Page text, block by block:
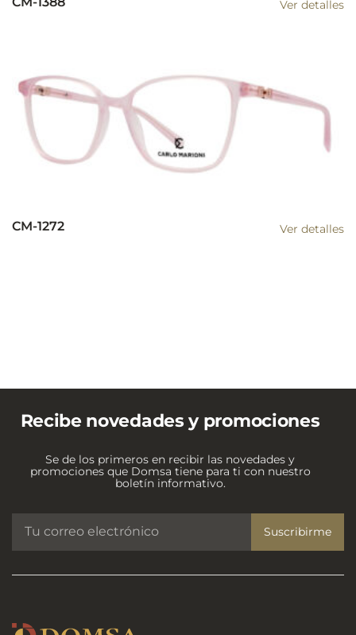
Ver detalles
CM-1272 Ver detalles
Recibe novedades y promociones
Se de los primeros en recibir las novedades y
promociones que Domsa tiene para ti con nuestro
boletín informativo.
Suscribirme